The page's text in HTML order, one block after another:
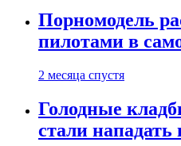
Порномодель
пилотами в
2 месяца спустя
Голодные
стали нападать